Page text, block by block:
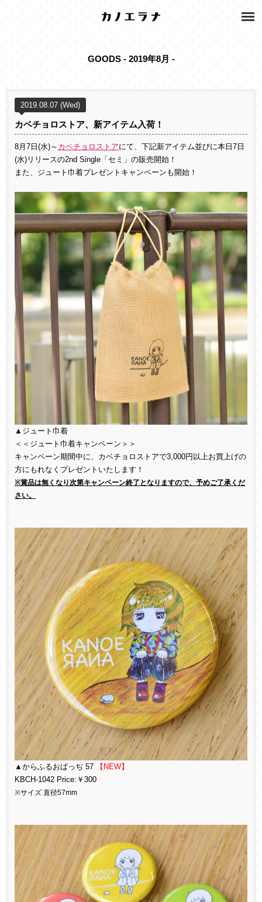
GOODS - 2019年8月 -
2019.08.07 (Wed)
カベチョロストア、新アイテム入荷！
8月7日(水)～ カベチョロストアにて、下記新アイテム並びに本日7日
(水)リリースの2nd Single「セミ」の販売開始！
また、ジュート巾着プレゼントキャンペーンも開始！
▲ジュート巾着
＜＜ジュート巾着キャンペーン＞＞
キャンペーン期間中に、カベチョロストアで3,000円以上お買上げの
方にもれなくプレゼントいたします！
※賞品は無くなり次第キャンペーン終了となりますので、予めご了承くだ
さい。
▲からふるおばっぢ 57
【NEW】
KBCH-1042 Price:￥300
※サイズ 直径57mm